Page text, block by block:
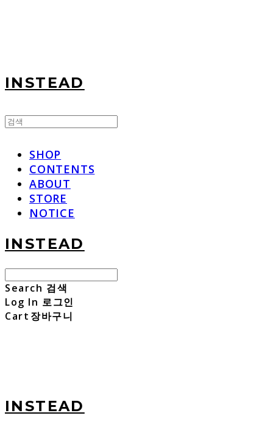
INSTEAD
SHOP
CONTENTS
ABOUT
STORE
NOTICE
INSTEAD
Search 검색
Log In 로그인
Cart 장바구니
INSTEAD